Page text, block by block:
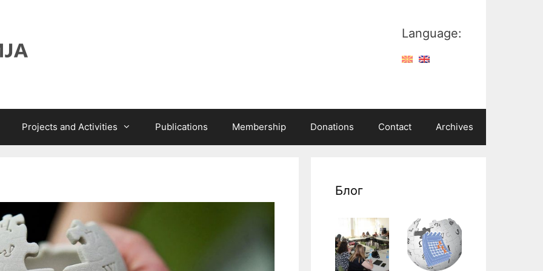
Language:
Projects and Activities Publications Membership Donations Contact Archives
Блог